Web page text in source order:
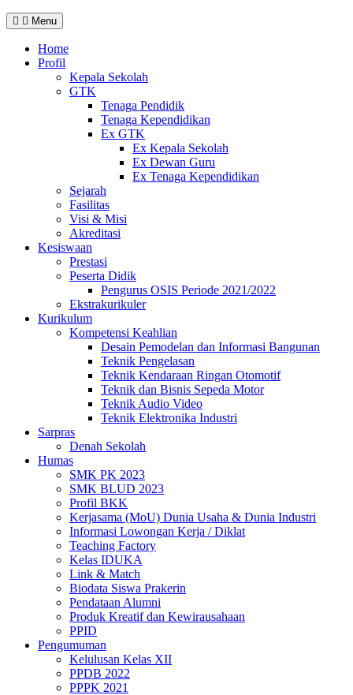
Menu
Home
Profil
Kepala Sekolah
GTK
Tenaga Pendidik
Tenaga Kependidikan
Ex GTK
Ex Kepala Sekolah
Ex Dewan Guru
Ex Tenaga Kependidikan
Sejarah
Fasilitas
Visi & Misi
Akreditasi
Kesiswaan
Prestasi
Peserta Didik
Pengurus OSIS Periode 2021/2022
Ekstrakurikuler
Kurikulum
Kompetensi Keahlian
Desain Pemodelan dan Informasi Bangunan
Teknik Pengelasan
Teknik Kendaraan Ringan Otomotif
Teknik dan Bisnis Sepeda Motor
Teknik Audio Video
Teknik Elektronika Industri
Sarpras
Denah Sekolah
Humas
SMK PK 2023
SMK BLUD 2023
Profil BKK
Kerjasama (MoU) Dunia Usaha & Dunia Industri
Informasi Lowongan Kerja / Diklat
Teaching Factory
Kelas IDUKA
Link & Match
Biodata Siswa Prakerin
Pendataan Alumni
Produk Kreatif dan Kewirausahaan
PPID
Pengumuman
Kelulusan Kelas XII
PPDB 2022
PPPK 2021